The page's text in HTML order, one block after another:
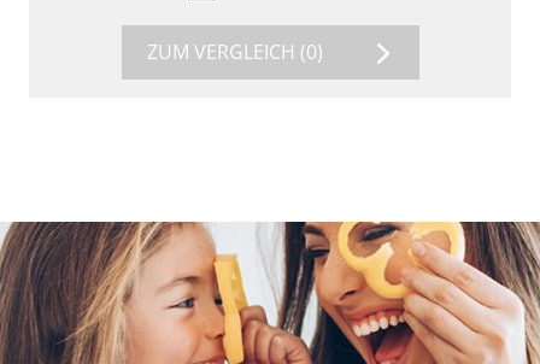
ZUM VERGLEICH (0)